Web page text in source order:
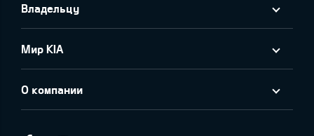
Владельцу
Мир KIA
О компании